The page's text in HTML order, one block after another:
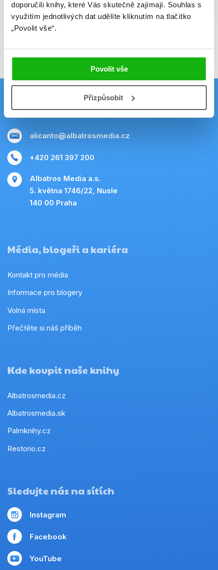
doporučili knihy, které Vás skutečně zajímají. Souhlas s
využitím jednotlivých dat udělíte kliknutím na tlačítko
„Povolit vše“.
Povolit vše
Přizpůsobit
Souhlasím se zpracováním osobních údajů
Vaše e-mailová adresa je u nás v bezpečí.
Přečtěte si naše podmínky zpracování
Kontakt
alicanto@albatrosmedia.cz
+420 261 397 200
Albatros Media a.s.
5. května 1746/22, Nusle
140 00 Praha
Média, blogeři a kariéra
Kontakt pro média
Informace pro blogery
Volná místa
Přečtěte si náš příběh
Kde koupit naše knihy
Albatrosmedia.cz
Albatrosmedia.sk
Palmknihy.cz
Restorio.cz
Sledujte nás na sítích
Instagram
Facebook
YouTube